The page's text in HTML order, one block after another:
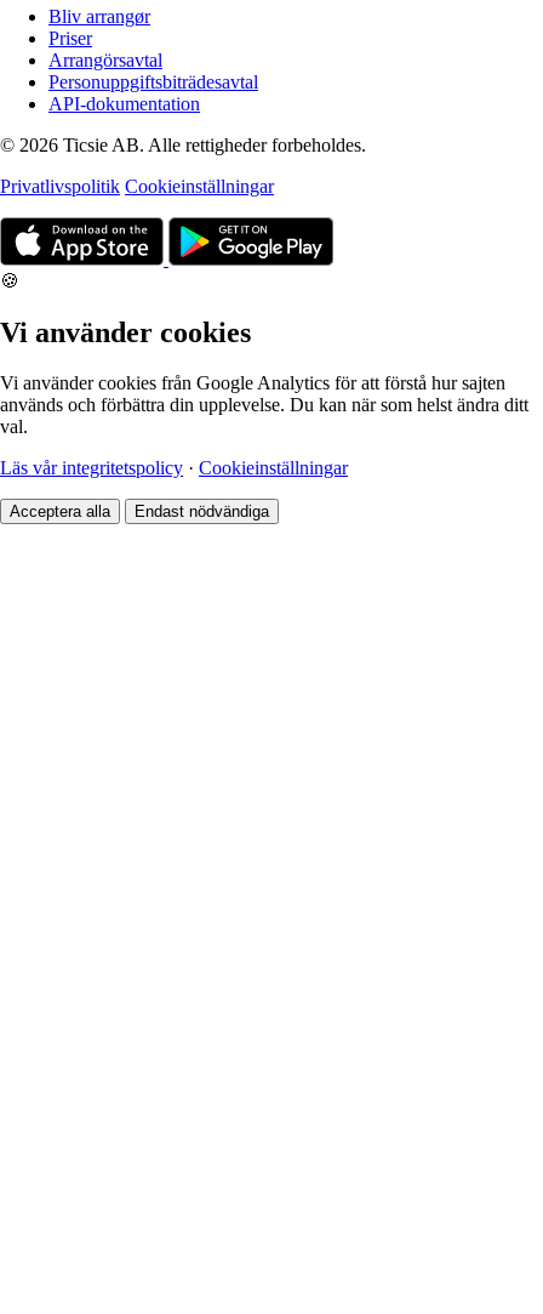
Bliv arrangør
Priser
Arrangörsavtal
Personuppgiftsbiträdesavtal
API-dokumentation
© 2026 Ticsie AB. Alle rettigheder forbeholdes.
Privatlivspolitik Cookieinställningar
🍪
Vi använder cookies
Vi använder cookies från Google Analytics för att förstå hur sajten
används och förbättra din upplevelse. Du kan när som helst ändra ditt
val.
Läs vår integritetspolicy · Cookieinställningar
Acceptera alla Endast nödvändiga